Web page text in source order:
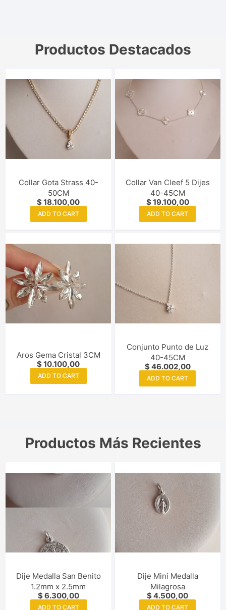
Productos Destacados
Collar Gota Strass 40-
50CM
$18.100,00
ADD TO CART
Collar Van Cleef 5 Dijes
40-45CM
$19.100,00
ADD TO CART
Aros Gema Cristal 3CM
$10.100,00
ADD TO CART
Conjunto Punto de Luz
40-45CM
$46.002,00
ADD TO CART
Productos Más Recientes
Dije Medalla San Benito
1.2mm x 2.5mm
$6.300,00
ADD TO CART
Dije Mini Medalla
Milagrosa
$4.500,00
ADD TO CART